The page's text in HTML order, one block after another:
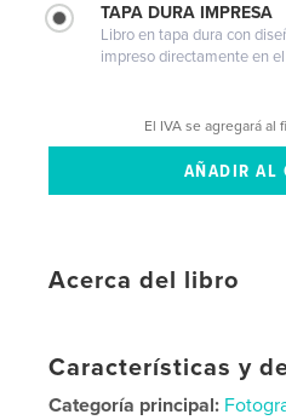
TAPA DURA IMPRESA
Libro en tapa dura con
impreso directamente en
El IVA se agregará al
Acerca del libro
Características y
Categoría principal: